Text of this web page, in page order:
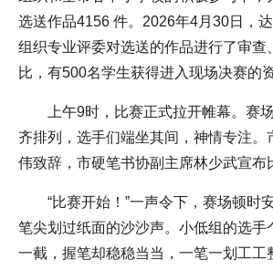
选送作品4156 件。2026年4月30日，
组织专业评委对选送的作品进行了审查
比，有500名学生获得进入现场决赛的资
上午9时，比赛正式拉开帷幕。赛
齐排列，选手们端坐其间，神情专注。
伟致辞，市硬笔书协副主席林少武宣布
“比赛开始！”一声令下，赛场顿时
笔尖划过纸面的沙沙声。小低组的选手
一截，握笔却稳稳当当，一笔一划工工